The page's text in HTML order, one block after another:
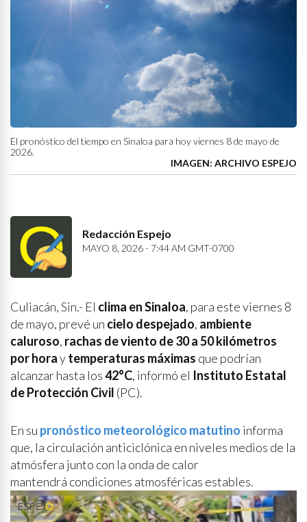
El pronóstico del tiempo en Sinaloa para hoy viernes 8 de mayo de
2026.
IMAGEN: ARCHIVO ESPEJO
Redacción Espejo
MAYO 8, 2026 - 7:44 AM GMT-0700
Culiacán, Sin.- El clima en Sinaloa, para este viernes 8
de mayo, prevé un cielo despejado, ambiente
caluroso, rachas de viento de 30 a 50 kilómetros
por horaytemperaturas máximas que podrían
alcanzar hasta los42°C, informó el Instituto Estatal
de Protección Civil (PC).
En su pronóstico meteorológico matutino informa
que, la circulación anticiclónica en niveles medios de la
atmósfera junto con la onda de calor
mantendrá condiciones atmosféricas estables.